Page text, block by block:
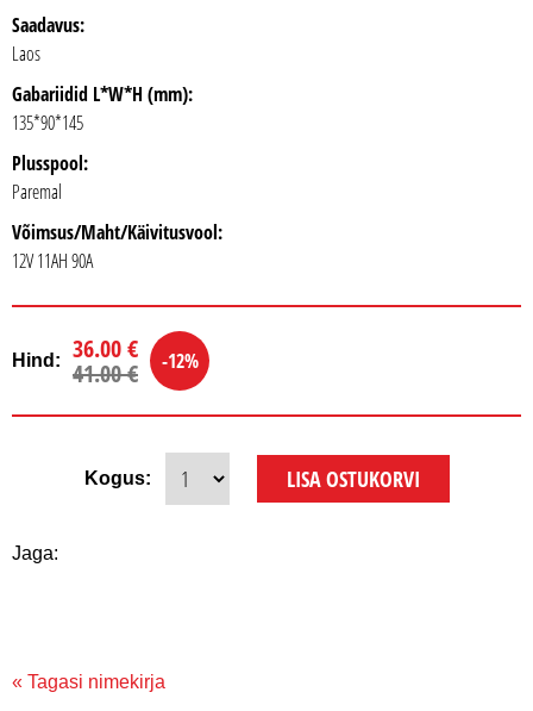
Saadavus:
Laos
Gabariidid L*W*H (mm):
135*90*145
Plusspool:
Paremal
Võimsus/Maht/Käivitusvool:
12V 11AH 90A
Hind: 36.00 €
41.00 € -12%
Kogus:
Jaga:
« Tagasi nimekirja